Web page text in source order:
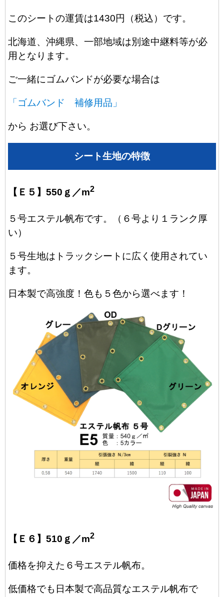
このシートの運賃は1430円（税込）です。
北海道、沖縄県、一部地域は別途中継料等が必
用となります。
ご一緒にゴムバンドが必要な場合は
「ゴムバンド 補修用品」
から お選び下さい。
シート生地の特徴
【Ｅ５】550ｇ／m2
５号エステル帆布です。（６号より１ランク厚
い）
５号生地はトラックシートに広く使用されてい
ます。
日本製で高強度！色も５色から選べます！
【Ｅ６】510ｇ／m2
価格を抑えた６号エステル帆布。
低価格でも日本製で高品質なエステル帆布で